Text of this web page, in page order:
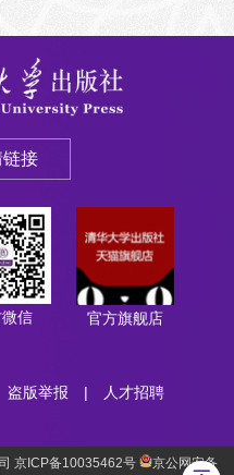
接
信 官方旗舰店
盗版举报 | 人才招聘
京ICP备10035462号 京公网安备